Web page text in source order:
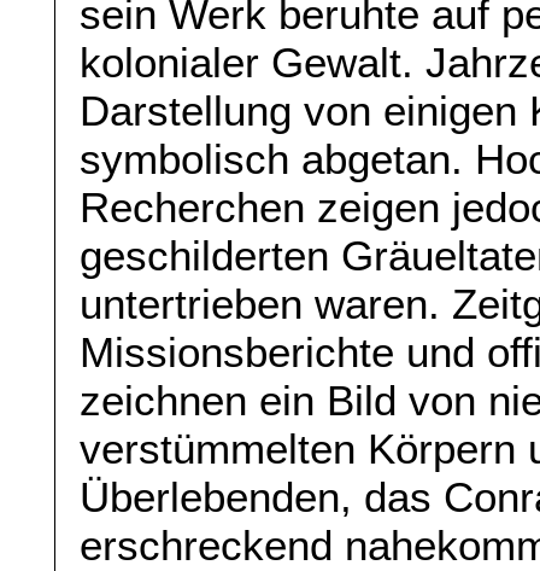
sein Werk beruhte auf
kolonialer Gewalt.
Darstellung von einigen
symbolisch abgetan.
Recherchen zeigen
geschilderten
untertrieben waren.
Missionsberichte und
zeichnen ein Bild von
verstümmelten Körpern
Überlebenden, das
erschreckend